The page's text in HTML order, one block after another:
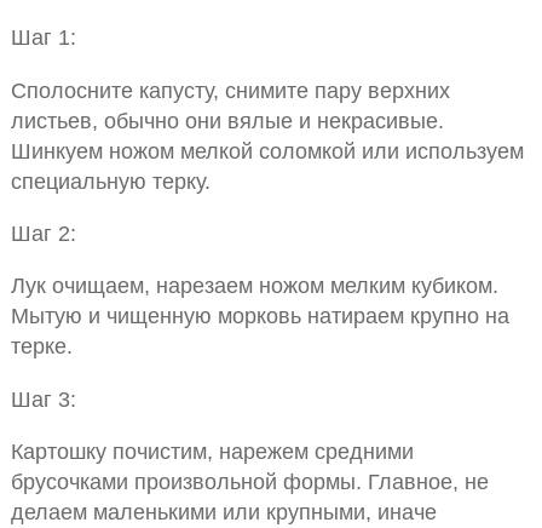
Шаг 1:
Сполосните капусту, снимите пару верхних
листьев, обычно они вялые и некрасивые.
Шинкуем ножом мелкой соломкой или используем
специальную терку.
Шаг 2:
Лук очищаем, нарезаем ножом мелким кубиком.
Мытую и чищенную морковь натираем крупно на
терке.
Шаг 3:
Картошку почистим, нарежем средними
брусочками произвольной формы. Главное, не
делаем маленькими или крупными, иначе